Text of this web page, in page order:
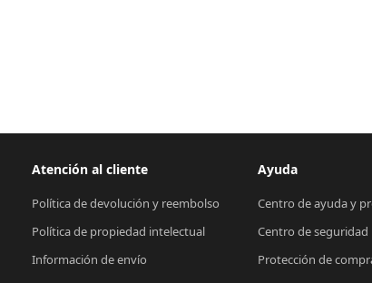
Atención al cliente
Política de devolución y reembolso
Política de propiedad intelectual
Información de envío
Ayuda
Centro de ayuda y
Centro de seguridad
Protección de